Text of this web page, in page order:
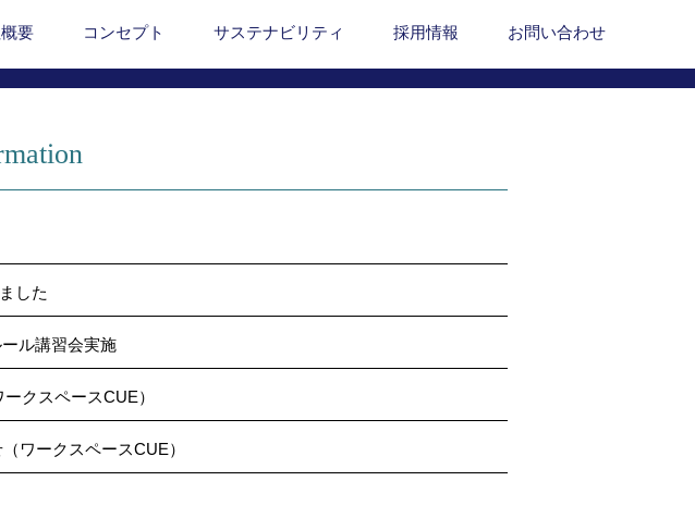
要 コンセプト サステナビリティ 採用情報 お問い合わせ
した
ル講習会実施
クスペースCUE）
ワークスペースCUE）